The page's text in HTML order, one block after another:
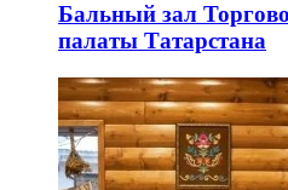
Бальный зал
палаты Татарстана